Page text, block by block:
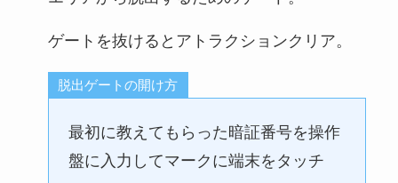
ゲートを抜けるとアトラクションクリア。
脱出ゲートの開け方
最初に教えてもらった暗証番号を操作
盤に入力してマークに端末をタッチ